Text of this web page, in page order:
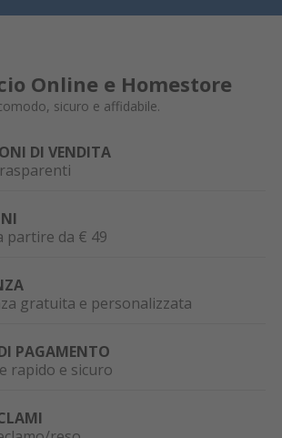
Online e Homestore
sicuro e affidabile.
DI VENDITA
partire da € 49
gratuita e personalizzata
PAGAMENTO
rapido e sicuro